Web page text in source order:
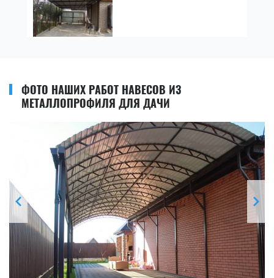
ФОТО НАШИХ РАБОТ НАВЕСОВ ИЗ
МЕТАЛЛОПРОФИЛЯ ДЛЯ ДАЧИ